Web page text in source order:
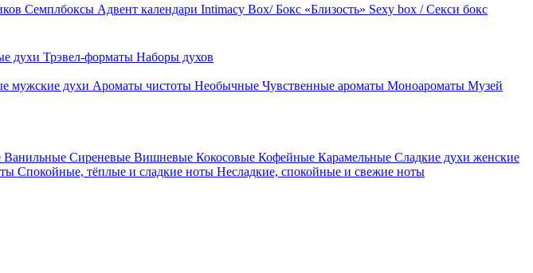
Семплбоксы Адвент календари Intimacy Box/ Бокс «Близость» Sexy box / Секси бокс
духи Трэвел-форматы Наборы духов
мужские духи Ароматы чистоты Необычные Чувственные ароматы Моноароматы Музей
Ванильные Сиреневые Вишневые Кокосовые Кофейные Карамельные Сладкие духи женские
Спокойные, тёплые и сладкие ноты Несладкие, спокойные и свежие ноты